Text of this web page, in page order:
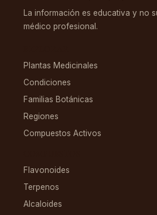
La información es educativa y no
médico profesional.
Plantas Medicinales
Condiciones
Familias Botánicas
Regiones
Compuestos Activos
Flavonoides
Terpenos
Alcaloides